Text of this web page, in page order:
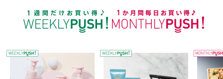
WEEKLY PUSH